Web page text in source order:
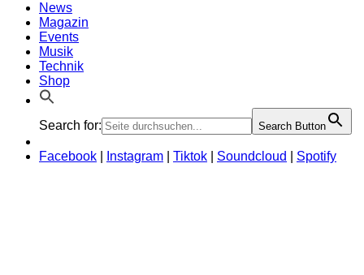
News
Magazin
Events
Musik
Technik
Shop
Search for: Search Button
Facebook Instagram Tiktok Soundcloud Spotify